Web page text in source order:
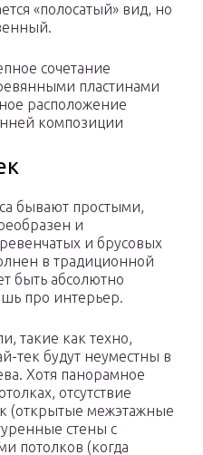
«полосатый» вид, но
сочетание
пластинами
расположение
композиции
бывают простыми,
и
и брусовых
в традиционной
быть абсолютно
про интерьер.
такие как техно,
тек будут неуместны в
Хотя панорамное
отсутствие
(открытые межэтажные
стены с
потолков (когда